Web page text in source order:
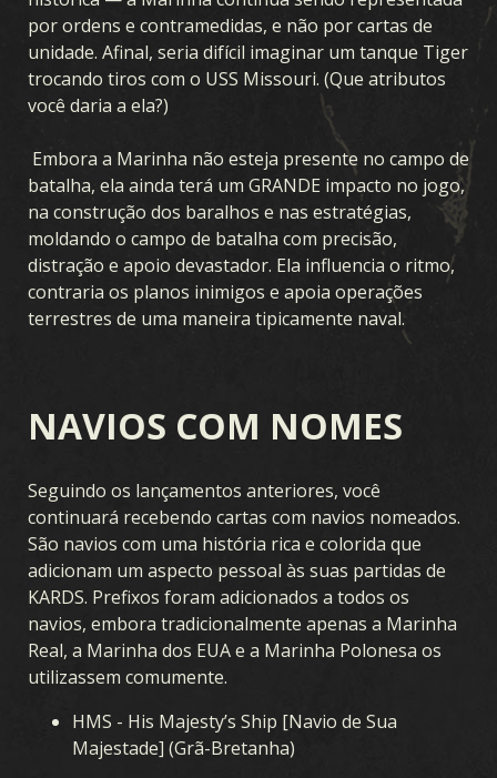
por ordens e contramedidas, e não por cartas de
unidade. Afinal, seria difícil imaginar um tanque Tiger
trocando tiros com o USS Missouri. (Que atributos
você daria a ela?)
Embora a Marinha não esteja presente no campo de
batalha, ela ainda terá um GRANDE impacto no jogo,
na construção dos baralhos e nas estratégias,
moldando o campo de batalha com precisão,
distração e apoio devastador. Ela influencia o ritmo,
contraria os planos inimigos e apoia operações
terrestres de uma maneira tipicamente naval.
NAVIOS COM NOMES
Seguindo os lançamentos anteriores, você
continuará recebendo cartas com navios nomeados.
São navios com uma história rica e colorida que
adicionam um aspecto pessoal às suas partidas de
KARDS. Prefixos foram adicionados a todos os
navios, embora tradicionalmente apenas a Marinha
Real, a Marinha dos EUA e a Marinha Polonesa os
utilizassem comumente.
HMS - His Majesty’s Ship [Navio de Sua
Majestade] (Grã-Bretanha)